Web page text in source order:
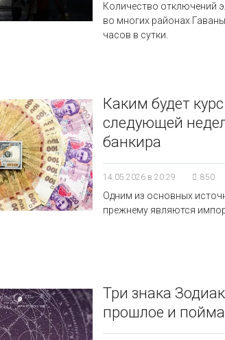
Количество отключений
во многих районах
часов в сутки.
Каким будет
следующей
банкира
14.05.2026 в 20:29 850
Одним из основных
прежнему являются
Три знака
прошлое и